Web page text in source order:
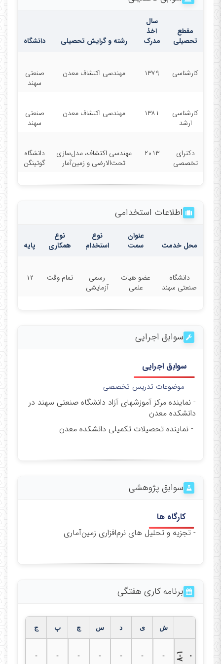
مقطع
تحصیلی
سال
اخذ
مدرک
رشته و گرایش تحصیلی دانشگاه
کارشناسی ۱۳۷۹ مهندسی اکتشاف معدن
صنعتی
سهند
کارشناسی
ارشد
۱۳۸۱ مهندسی اکتشاف معدن
صنعتی
سهند
دکترای
تخصصی
۲۰۱۳
مهندسی اکتشاف، مدل‌سازی
تحت‌الارضی و زمین‌آمار
دانشگاه
گوتینگن
اطلاعات استخدامی
محل خدمت
عنوان
سمت
نوع
استخدام
نوع
همکاری
پایه
دانشگاه
صنعتی سهند
عضو هیات
علمی
رسمی
آزمایشی
تمام وقت ۱۲
سوابق اجرایی
سوابق اجرایی
موضوعات تدریس تخصصی
- نماینده مرکز آموزشهای آزاد دانشگاه صنعتی سهند در
دانشکده معدن
- نماینده تحصیلات تکمیلی دانشکده معدن
سوابق پژوهشی
کارگاه ها
- تجزیه و تحلیل های نرم‌افزاری زمین‌‌آماری
برنامه کاری هفتگی
ش ی د س چ پ ج
۸ - ۱ ۰ -
-
-
-
-
-
-